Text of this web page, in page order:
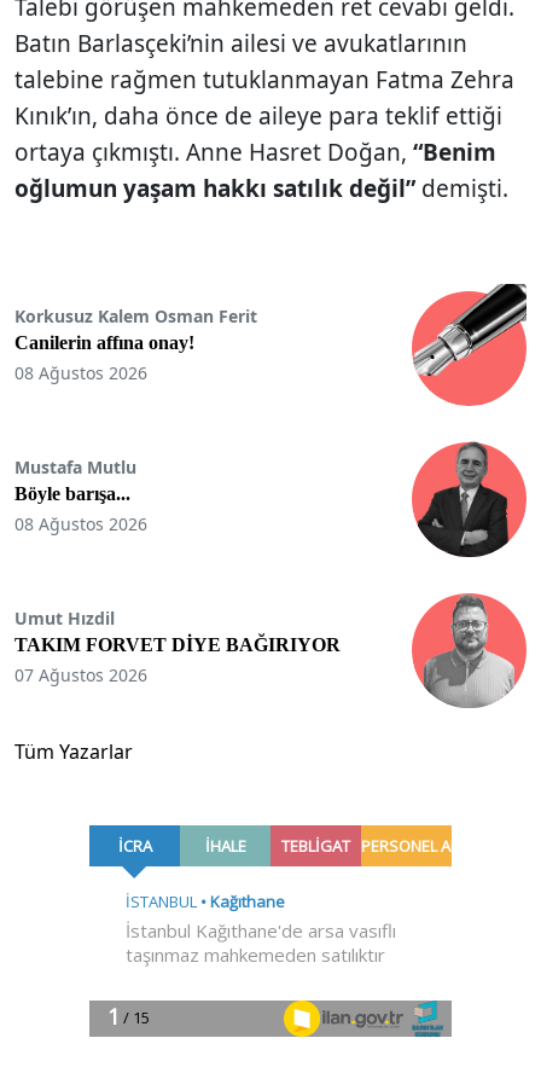
Talebi görüşen mahkeme­den ret cevabı geldi.
Batın Barlasçeki’nin ailesi ve avukatlarının
talebine rağ­men tutuklanmayan Fatma Zehra
Kınık’ın, daha önce de aileye para teklif ettiği
ortaya çıkmıştı. Anne Hasret Doğan, “Benim
oğlumun yaşam hakkı satılık değil”demişti.
Korkusuz Kalem Osman Ferit
Canilerin affına onay!
08 Ağustos 2026
Mustafa Mutlu
Böyle barışa...
08 Ağustos 2026
Umut Hızdil
TAKIM FORVET DİYE BAĞIRIYOR
07 Ağustos 2026
Tüm Yazarlar